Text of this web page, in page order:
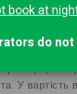
ніж таксі,
з
У вартість
book at
do